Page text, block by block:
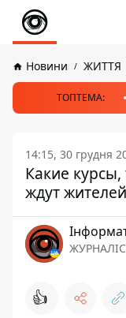
Новини ЖИТТЯ
ТОПТЕМА:
14:15, 30 грудня
Какие
ждут
👍